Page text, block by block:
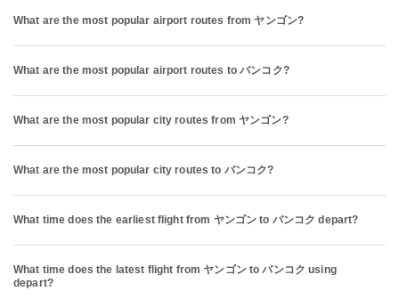
What are the most popular airport routes from ヤンゴン?
What are the most popular airport routes to バンコク?
What are the most popular city routes from ヤンゴン?
What are the most popular city routes to バンコク?
What time does the earliest flight from ヤンゴン to バンコク depart?
What time does the latest flight from ヤンゴン to バンコク using
depart?